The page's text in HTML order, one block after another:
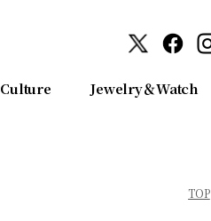
Culture Jewelry＆Watch
TOP